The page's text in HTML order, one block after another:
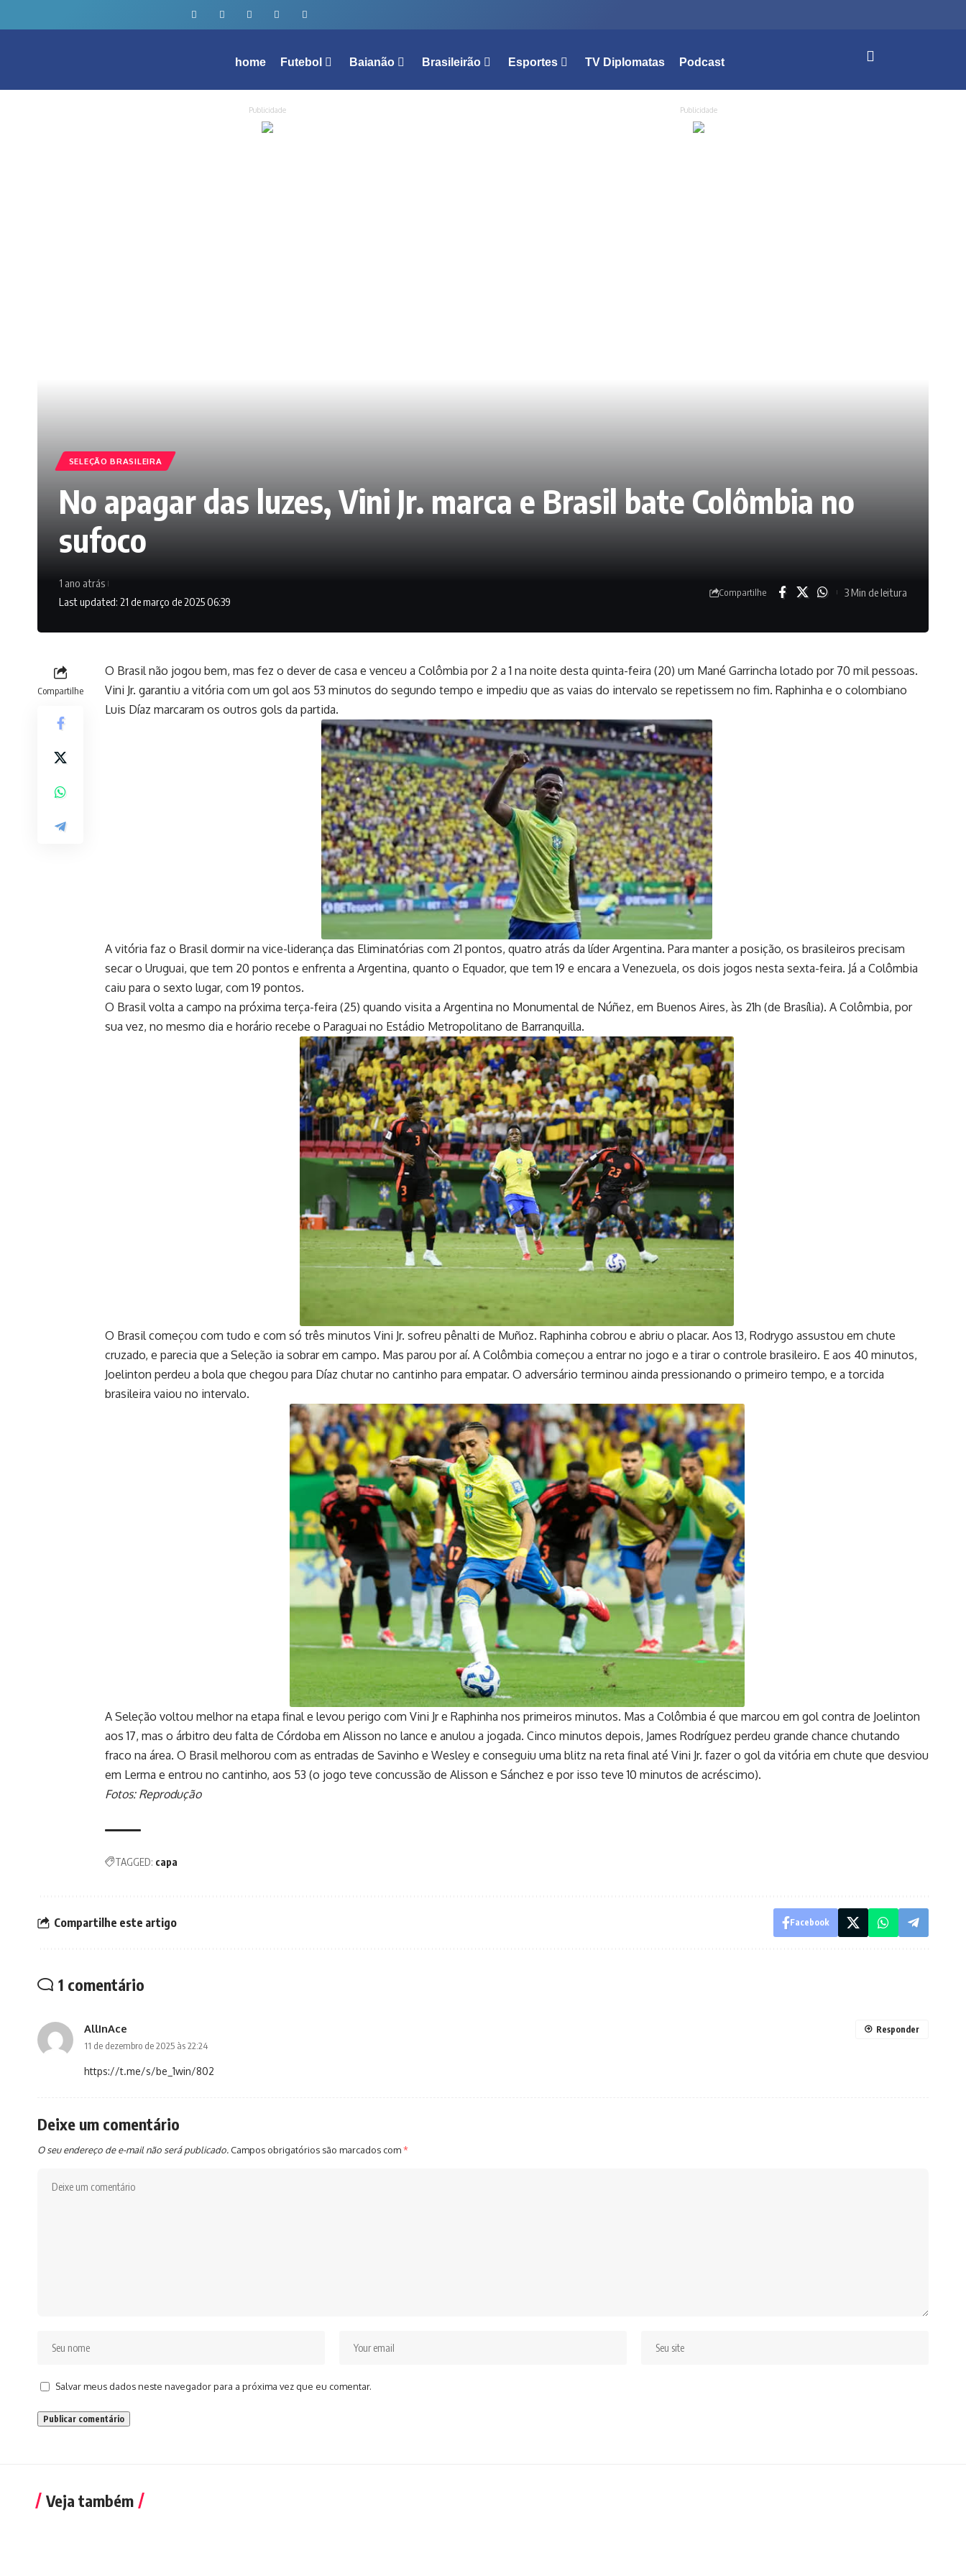
home Futebol Baianão Brasileirão Esportes TV Diplomatas Podcast
Publicidade Publicidade
SELEÇÃO BRASILEIRA
No apagar das luzes, Vini Jr. marca e Brasil bate Colômbia no
sufoco
Last updated: 21 de março de 2025 06:39
1 ano atrás
Compartilhe 3 Min de leitura
Compartilhe
O Brasil não jogou bem, mas fez o dever de casa e venceu a Colômbia por 2 a 1 na noite desta quinta-feira (20) um Mané Garrincha lotado por 70 mil pessoas.
Vini Jr. garantiu a vitória com um gol aos 53 minutos do segundo tempo e impediu que as vaias do intervalo se repetissem no fim. Raphinha e o colombiano
Luis Díaz marcaram os outros gols da partida.
A vitória faz o Brasil dormir na vice-liderança das Eliminatórias com 21 pontos, quatro atrás da líder Argentina. Para manter a posição, os brasileiros precisam
secar o Uruguai, que tem 20 pontos e enfrenta a Argentina, quanto o Equador, que tem 19 e encara a Venezuela, os dois jogos nesta sexta-feira. Já a Colômbia
caiu para o sexto lugar, com 19 pontos.
O Brasil volta a campo na próxima terça-feira (25) quando visita a Argentina no Monumental de Núñez, em Buenos Aires, às 21h (de Brasília). A Colômbia, por
sua vez, no mesmo dia e horário recebe o Paraguai no Estádio Metropolitano de Barranquilla.
O Brasil começou com tudo e com só três minutos Vini Jr. sofreu pênalti de Muñoz. Raphinha cobrou e abriu o placar. Aos 13, Rodrygo assustou em chute
cruzado, e parecia que a Seleção ia sobrar em campo. Mas parou por aí. A Colômbia começou a entrar no jogo e a tirar o controle brasileiro. E aos 40 minutos,
Joelinton perdeu a bola que chegou para Díaz chutar no cantinho para empatar. O adversário terminou ainda pressionando o primeiro tempo, e a torcida
brasileira vaiou no intervalo.
A Seleção voltou melhor na etapa final e levou perigo com Vini Jr e Raphinha nos primeiros minutos. Mas a Colômbia é que marcou em gol contra de Joelinton
aos 17, mas o árbitro deu falta de Córdoba em Alisson no lance e anulou a jogada. Cinco minutos depois, James Rodríguez perdeu grande chance chutando
fraco na área. O Brasil melhorou com as entradas de Savinho e Wesley e conseguiu uma blitz na reta final até Vini Jr. fazer o gol da vitória em chute que desviou
em Lerma e entrou no cantinho, aos 53 (o jogo teve concussão de Alisson e Sánchez e por isso teve 10 minutos de acréscimo).
Fotos: Reprodução
TAGGED: capa
Compartilhe este artigo Facebook
1 comentário
AllInAce
11 de dezembro de 2025 às 22:24
https://t.me/s/be_1win/802
Responder
Deixe um comentário
O seu endereço de e-mail não será publicado. Campos obrigatórios são marcados com*
Salvar meus dados neste navegador para a próxima vez que eu comentar.
Veja também